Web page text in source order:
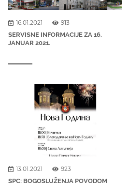
16.01.2021
913
SERVISNE INFORMACIJE ZA 16.
JANUAR 2021.
13.01.2021
923
SPC: BOGOSLUŽENJA POVODOM